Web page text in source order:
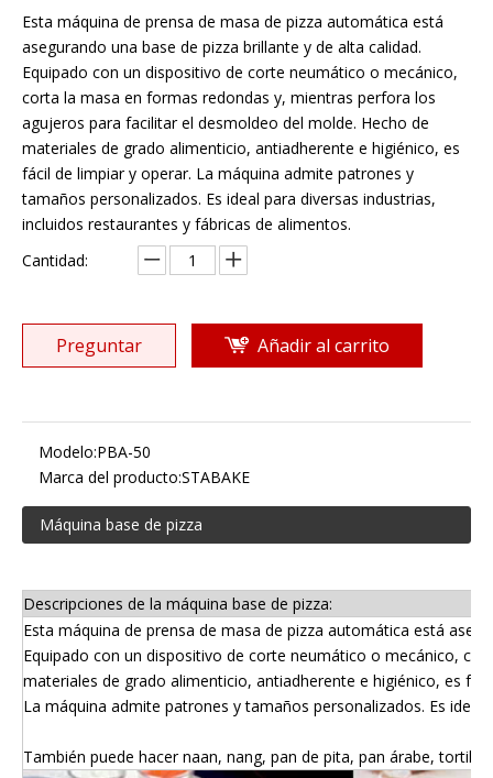
Esta máquina de prensa de masa de pizza automática está
asegurando una base de pizza brillante y de alta calidad.
Equipado con un dispositivo de corte neumático o mecánico,
corta la masa en formas redondas y, mientras perfora los
agujeros para facilitar el desmoldeo del molde. Hecho de
materiales de grado alimenticio, antiadherente e higiénico, es
fácil de limpiar y operar. La máquina admite patrones y
tamaños personalizados. Es ideal para diversas industrias,
incluidos restaurantes y fábricas de alimentos.
Cantidad:
Preguntar Añadir al carrito
Modelo:PBA-50
Marca del producto:STABAKE
Máquina base de pizza
Descripciones de la máquina base de pizza:
Esta máquina de prensa de masa de pizza automática está
Equipado con un dispositivo de corte neumático o mecánico,
materiales de grado alimenticio, antiadherente e higiénico, es
La máquina admite patrones y tamaños personalizados. Es
También puede hacer naan, nang, pan de pita, pan árabe,